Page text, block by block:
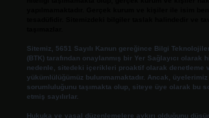
Sitemiz, 5651 Sayılı Kanun gereğince Bilgi
(BTK) tarafından onaylanmış bir Yer Sağlayıcı olarak
nedenle, sitedeki içerikleri proaktif olarak denetleme
yükümlülüğümüz bulunmamaktadır. Ancak,
sorumluluğunu taşımakta olup, siteye üye olarak bu
etmiş sayılırlar.
Hukuka ve yasal düzenlemelere aykırı olduğunu